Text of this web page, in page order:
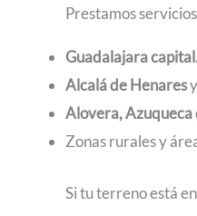
Prestamos
Guadalajara
Alcalá de Henares
Alovera, Azuqueca
Zonas rurales y
Si tu terreno está